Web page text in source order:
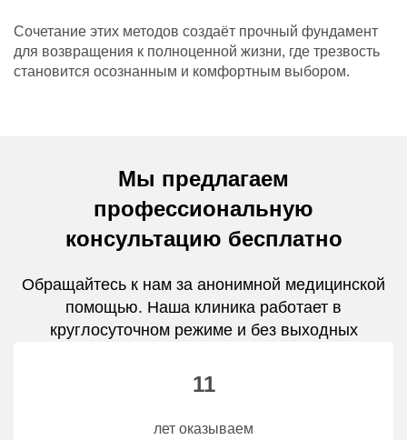
Сочетание этих методов создаёт прочный фундамент
для возвращения к полноценной жизни, где трезвость
становится осознанным и комфортным выбором.
Мы предлагаем
профессиональную
консультацию бесплатно
Обращайтесь к нам за анонимной медицинской
помощью. Наша клиника работает в
круглосуточном режиме и без выходных
11
лет оказываем